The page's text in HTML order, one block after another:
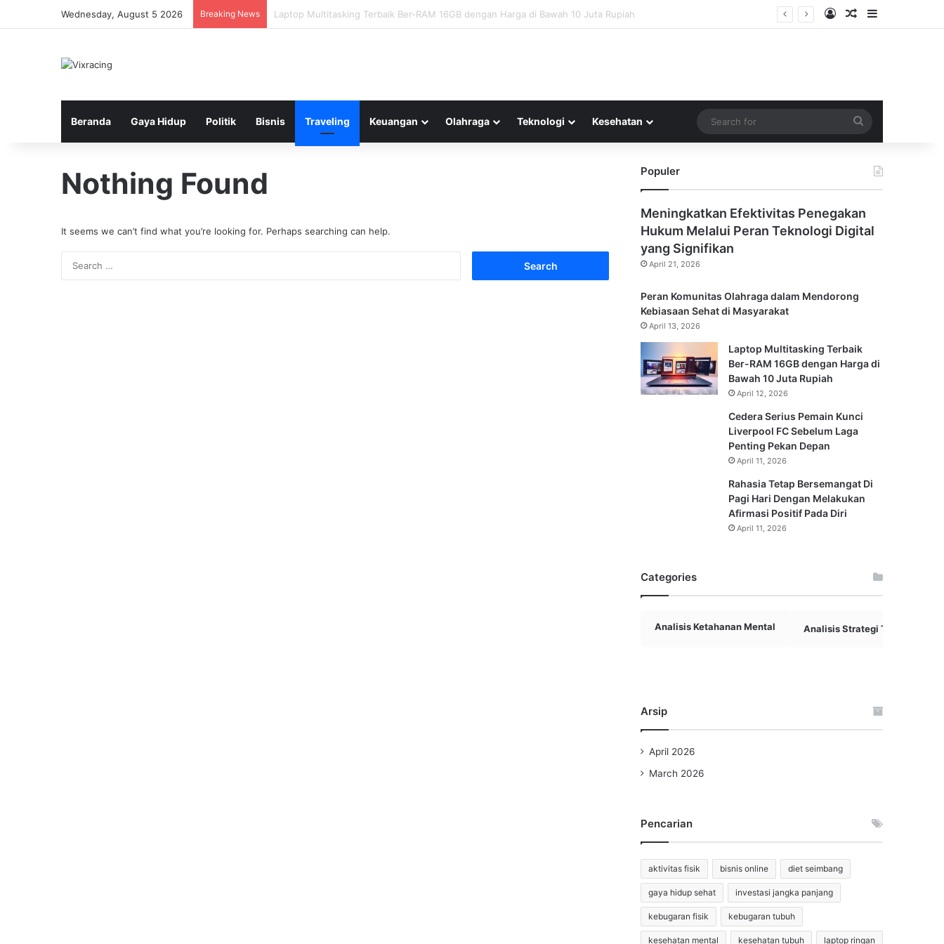
Wednesday, August 5 2026 Breaking News Cedera Serius Pemain Kunci Liverpool FC Sebelum Laga Penting Pekan Depan Log InRandom Article
Sidebar
Beranda Gaya Hidup Politik Bisnis Traveling Keuangan Olahraga Teknologi Kesehatan
for
Nothing Found
It seems we can’t find what you’re looking for. Perhaps searching can help.
Populer
Meningkatkan Efektivitas Penegakan
Hukum Melalui Peran Teknologi Digital
yang Signifikan
April 21, 2026
Peran Komunitas Olahraga dalam Mendorong
Kebiasaan Sehat di Masyarakat
April 13, 2026
Laptop Multitasking Terbaik
Ber-RAM 16GB dengan Harga di
Bawah 10 Juta Rupiah
April 12, 2026
Cedera Serius Pemain Kunci
Liverpool FC Sebelum Laga
Penting Pekan Depan
April 11, 2026
Rahasia Tetap Bersemangat Di
Pagi Hari Dengan Melakukan
Afirmasi Positif Pada Diri
April 11, 2026
Categories
Analisis Ketahanan Mental Analisis Strategi Tim Basket
Arsip
April 2026
March 2026
Pencarian
aktivitas fisik bisnis online diet seimbang
gaya hidup sehat investasi jangka panjang
kebugaran fisik kebugaran tubuh
kesehatan mental kesehatan tubuh laptop ringan